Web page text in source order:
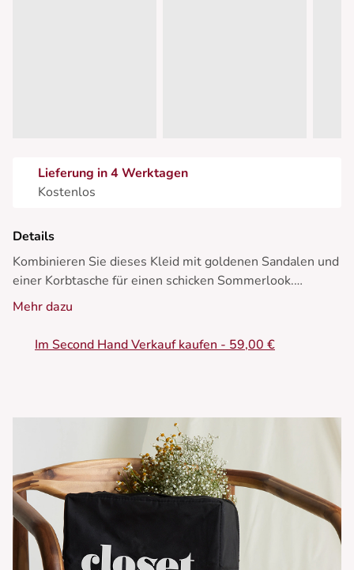
Lieferung in 4 Werktagen
Kostenlos
Details
Kombinieren Sie dieses Kleid mit goldenen Sandalen und
einer Korbtasche für einen schicken Sommerlook.
- Gerader Schnitt
Mehr dazu
Im Second Hand Verkauf kaufen - 59,00 €